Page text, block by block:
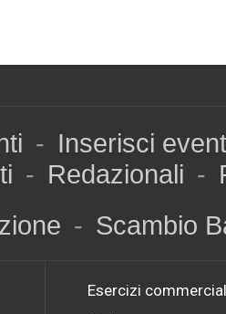
- Inserisci
- Redazionali -
- Scambio
Esercizi